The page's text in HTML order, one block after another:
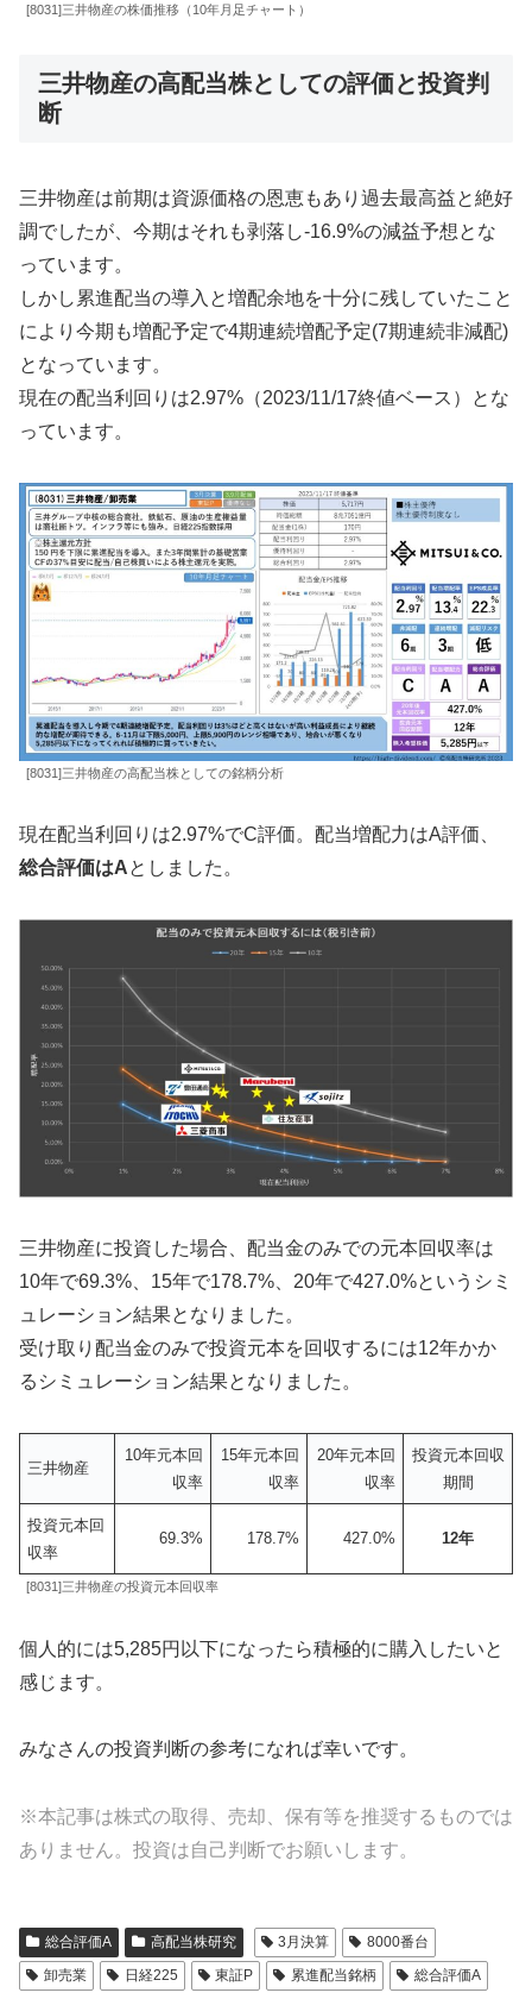
[8031]三井物産の株価推移（10年月足チャート）
三井物産の高配当株としての評価と投資判
断
三井物産は前期は資源価格の恩恵もあり過去最高益と絶好
調でしたが、今期はそれも剥落し-16.9%の減益予想とな
っています。
しかし累進配当の導入と増配余地を十分に残していたこと
により今期も増配予定で4期連続増配予定(7期連続非減配)
となっています。
現在の配当利回りは2.97%（2023/11/17終値ベース）とな
っています。
[8031]三井物産の高配当株としての銘柄分析
現在配当利回りは2.97%でC評価。配当増配力はA評価、
総合評価はAとしました。
三井物産に投資した場合、配当金のみでの元本回収率は
10年で69.3%、15年で178.7%、20年で427.0%というシミ
ュレーション結果となりました。
受け取り配当金のみで投資元本を回収するには12年かか
るシミュレーション結果となりました。
三井物産
10年元本回
収率
15年元本回
収率
20年元本回
収率
投資元本回収
期間
投資元本回
収率
69.3% 178.7% 427.0% 12年
[8031]三井物産の投資元本回収率
個人的には5,285円以下になったら積極的に購入したいと
感じます。
みなさんの投資判断の参考になれば幸いです。
※本記事は株式の取得、売却、保有等を推奨するものでは
ありません。投資は自己判断でお願いします。
総合評価A 高配当株研究 3月決算
8000番台
卸売業
日経225 東証P 累進配当銘柄 総合評価A